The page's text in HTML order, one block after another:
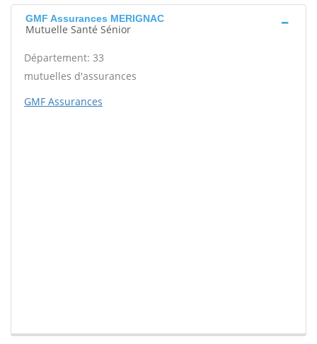
GMF Assurances MERIGNAC
Mutuelle Santé Sénior
Département: 33
mutuelles d'assurances
GMF Assurances